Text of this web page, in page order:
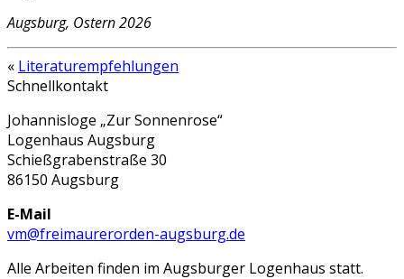
Augsburg, Ostern 2026
« Literaturempfehlungen
Schnellkontakt
Johannisloge „Zur Sonnenrose“
Logenhaus Augsburg
Schießgrabenstraße 30
86150 Augsburg
E-Mail
vm@freimaurerorden-augsburg.de
Alle Arbeiten finden im Augsburger Logenhaus statt.